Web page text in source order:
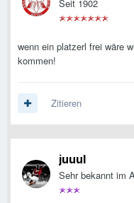
Seit 1902
wenn ein platzerl frei wäre
kommen!
Zitieren
juuul
Sehr bekannt im